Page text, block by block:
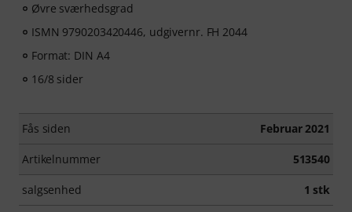
Øvre sværhedsgrad
ISMN 9790203420446, udgivernr. FH 2044
Format: DIN A4
16/8 sider
Fås siden Februar 2021
Artikelnummer 513540
salgsenhed 1 stk